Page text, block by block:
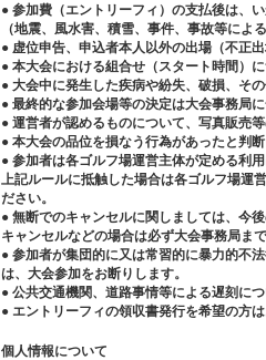
● 参加費（エントリーフィ）の支払後は、
（地震、風水害、積雪、事件、事故等によ
● 虚位申告、申込者本人以外の出場（不正
● 本大会における組合せ（スタート時間）
● 大会中に発生した疾病や紛失、破損、そ
● 最終的な参加会場等の決定は大会事務局に
● 運営者が認めるものについて、写真販売
● 本大会の品位を損なう行為があったと判
● 参加者は各ゴルフ場運営主体が定める利
上記ルールに抵触した場合は各ゴルフ場運
ださい。
● 無断でのキャンセルに関しましては、今
キャンセルなどの場合は必ず大会事務局ま
● 参加者が集団的に又は常習的に暴力的不
は、大会参加をお断りします。
● 公共交通機関、道路事情等による遅刻に
● エントリーフィの領収書発行を希望の方
個人情報について